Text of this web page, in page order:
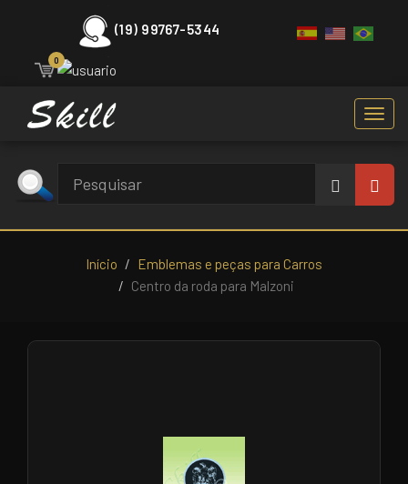
(19) 99767-5344
0
Início
Emblemas e peças para Carros
Centro da roda para Malzoni